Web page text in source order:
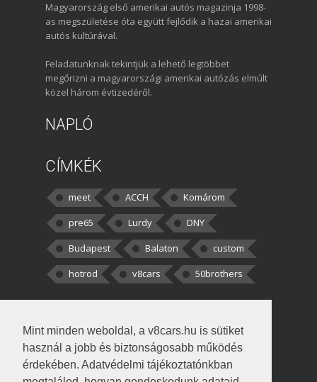
Mint minden weboldal, a v8cars.hu is sütiket
használ a jobb és biztonságosabb működés
érdekében. Adatvédelmi tájékoztatónkban
Magyarország első amerikai autós magazinja 1998-
as megszületése óta együtt fejlődik a hazai amerikai
autós kultúrával.
Feladatunknak tekintjük a lehető legtöbbet
megőrizni a magyarországi amerikai autózás elmúlt
közel három évtizedéről.
NAPLÓ
CÍMKÉK
meet ACCH
Komárom
pre65
Lurdy
DNY
Budapest
Balaton
custom
hotrod
v8cars 50brothers
kortisz:Elszúrtam! Én csak két
darabbaal számoltam. Nem tudtam, hogy fél autót,